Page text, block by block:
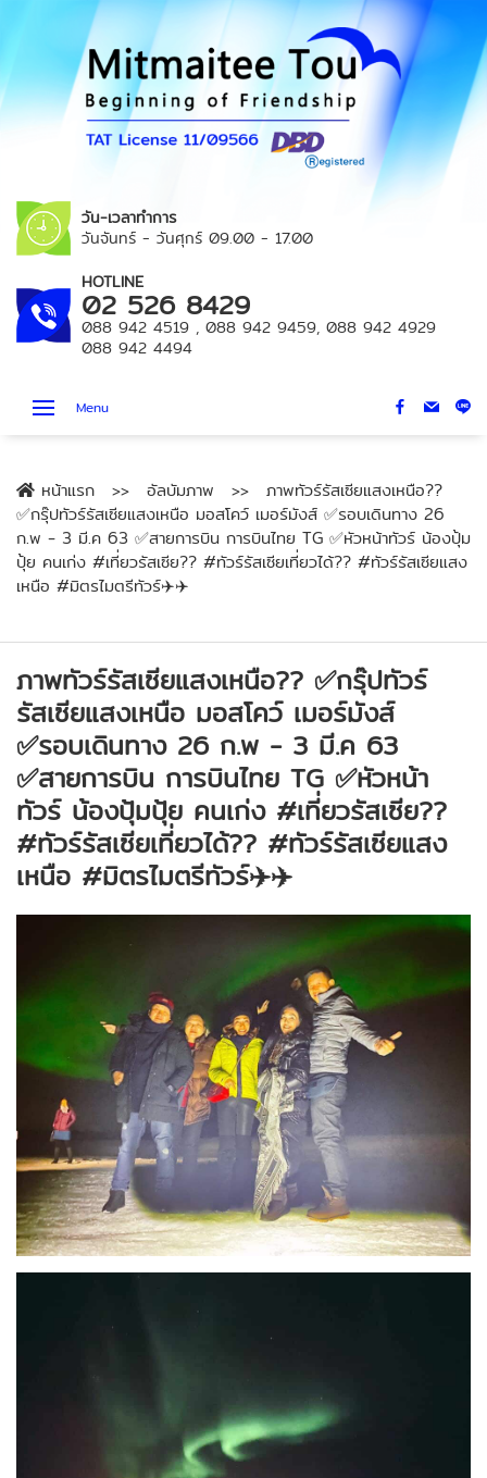
วัน-เวลาทำการ
วันจันทร์ - วันศุกร์ 09.00 - 17.00
HOTLINE
02 526 8429
088 942 4519 , 088 942 9459, 088 942 4929
088 942 4494
Menu
หน้าแรก อัลบัมภาพ
ภาพทัวร์รัสเซียแสงเหนือ??
✅กรุ๊ปทัวร์รัสเซียแสงเหนือ มอสโคว์ เมอร์มังส์ ✅รอบเดินทาง 26
ก.พ - 3 มี.ค 63 ✅สายการบิน การบินไทย TG ✅หัวหน้าทัวร์ น้องปุ้ม
ปุ้ย คนเก่ง #เที่ยวรัสเซีย?? #ทัวร์รัสเซียเที่ยวได้?? #ทัวร์รัสเซียแสง
เหนือ #มิตรไมตรีทัวร์✈️✈️
ภาพทัวร์รัสเซียแสงเหนือ?? ✅กรุ๊ปทัวร์
รัสเซียแสงเหนือ มอสโคว์ เมอร์มังส์
✅รอบเดินทาง 26 ก.พ - 3 มี.ค 63
✅สายการบิน การบินไทย TG ✅หัวหน้า
ทัวร์ น้องปุ้มปุ้ย คนเก่ง #เที่ยวรัสเซีย??
#ทัวร์รัสเซียเที่ยวได้?? #ทัวร์รัสเซียแสง
เหนือ #มิตรไมตรีทัวร์✈️✈️